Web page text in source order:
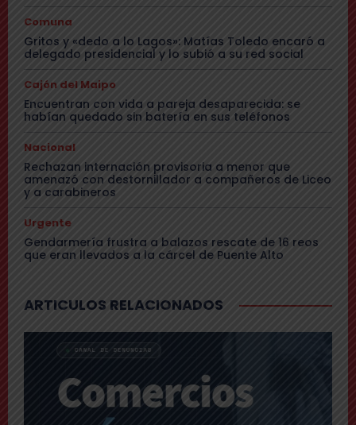
Comuna
Gritos y «dedo a lo Lagos»: Matías Toledo encaró a
delegado presidencial y lo subió a su red social
Cajón del Maipo
Encuentran con vida a pareja desaparecida: se
habían quedado sin batería en sus teléfonos
Nacional
Rechazan internación provisoria a menor que
amenazó con destornillador a compañeros de Liceo
y a carabineros
Urgente
Gendarmería frustra a balazos rescate de 16 reos
que eran llevados a la cárcel de Puente Alto
ARTICULOS RELACIONADOS